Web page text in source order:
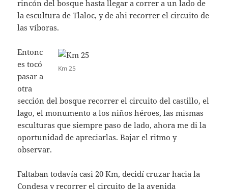
rincón del bosque hasta llegar a correr a un lado de
la escultura de Tlaloc, y de ahi recorrer el circuito de
las víboras.
Km 25
Entonc
es tocó
pasar a
otra
sección del bosque recorrer el circuito del castillo, el
lago, el monumento a los niños héroes, las mismas
esculturas que siempre paso de lado, ahora me di la
oportunidad de apreciarlas. Bajar el ritmo y
observar.
Faltaban todavía casi 20 Km, decidí cruzar hacia la
Condesa y recorrer el circuito de la avenida